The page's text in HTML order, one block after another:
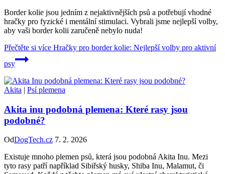
Border kolie jsou jedním z nejaktivnějších psů a potřebují vhodné
hračky pro fyzické i mentální stimulaci. Vybrali jsme nejlepší volby,
aby vaši border kolii zaručeně nebylo nuda!
Přečtěte si více Hračky pro border kolie: Nejlepší volby pro aktivní
psy
Akita | Psí plemena
Akita inu podobná plemena: Které rasy jsou
podobné?
OdDogTech.cz 7. 2. 2026
Existuje mnoho plemen psů, která jsou podobná Akita Inu. Mezi
tyto rasy patří například Sibiřský husky, Shiba Inu, Malamut, či